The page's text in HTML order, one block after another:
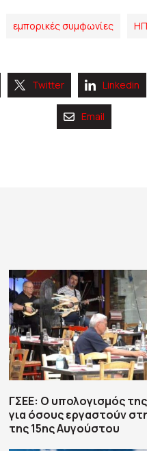
εμπορικές συμφωνίες
Twitter Linkedin
Email
ΓΣΕΕ: Ο υπολογισμός
για όσους εργαστούν
της 15ης Αυγούστου